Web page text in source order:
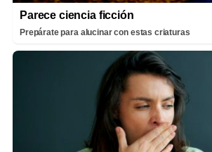
Parece ciencia ficción
Prepárate para alucinar con estas criaturas